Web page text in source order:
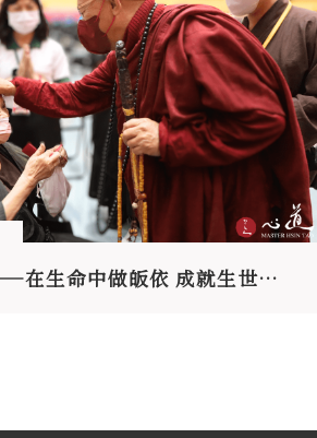
2024 水陆法会——在生命中做皈依 成就生世清净佛道